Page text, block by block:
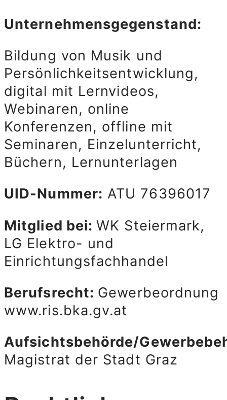
Unternehmensgegenstand:
Bildung von Musik und
Persönlichkeitsentwicklung,
digital mit Lernvideos,
Webinaren, online
Konferenzen, offline mit
Seminaren, Einzelunterricht,
Büchern, Lernunterlagen
UID-Nummer: ATU 76396017
Mitglied bei:WK Steiermark,
LG Elektro- und
Einrichtungsfachhandel
Berufsrecht: Gewerbeordnung
www.ris.bka.gv.at
Aufsichtsbehörde/
Magistrat der Stadt Graz